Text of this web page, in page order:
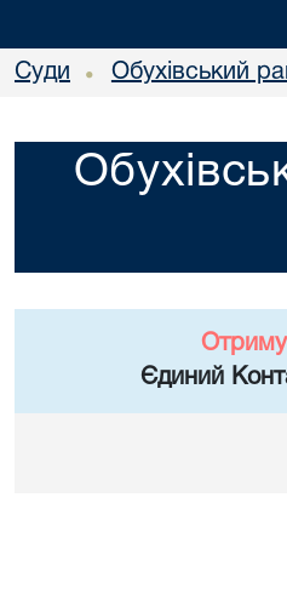
Суди • Обухівський
Єдиний